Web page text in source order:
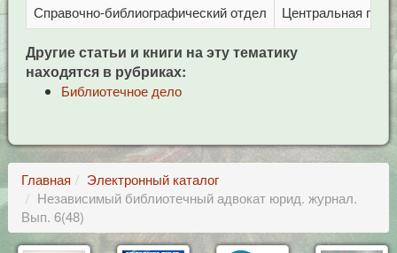
Справочно-библиографический отдел Центральная
Другие статьи и книги на эту тематику
находятся в рубриках:
Библиотечное дело
Главная
Электронный каталог
Независимый библиотечный адвокат юрид. журнал.
Вып. 6(48)